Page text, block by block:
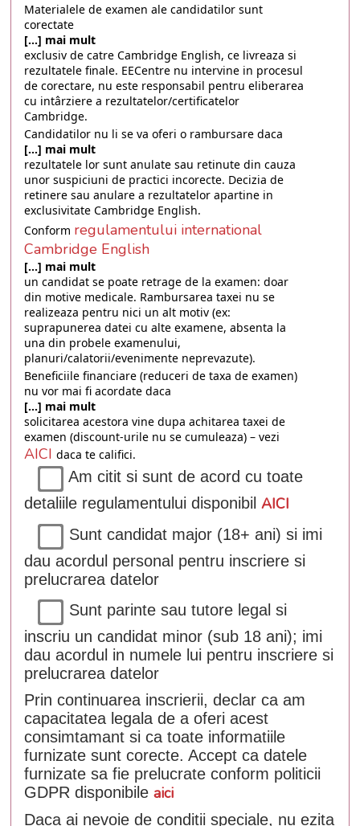
Materialele de examen ale candidatilor sunt
corectate
[...] mai mult
exclusiv de catre Cambridge English, ce livreaza si
rezultatele finale. EECentre nu intervine in procesul
de corectare, nu este responsabil pentru eliberarea
cu intârziere a rezultatelor/certificatelor
Cambridge.
Candidatilor nu li se va oferi o rambursare daca
[...] mai mult
rezultatele lor sunt anulate sau retinute din cauza
unor suspiciuni de practici incorecte. Decizia de
retinere sau anulare a rezultatelor apartine in
exclusivitate Cambridge English.
Conform regulamentului international
Cambridge English
[...] mai mult
un candidat se poate retrage de la examen: doar
din motive medicale. Rambursarea taxei nu se
realizeaza pentru nici un alt motiv (ex:
suprapunerea datei cu alte examene, absenta la
una din probele examenului,
planuri/calatorii/evenimente neprevazute).
Beneficiile financiare (reduceri de taxa de examen)
nu vor mai fi acordate daca
[...] mai mult
solicitarea acestora vine dupa achitarea taxei de
examen (discount-urile nu se cumuleaza) – vezi
AICI daca te califici.
Am citit si sunt de acord cu toate
detaliile regulamentului disponibil AICI
Sunt candidat major (18+ ani) si imi
dau acordul personal pentru inscriere si
prelucrarea datelor
Sunt parinte sau tutore legal si
inscriu un candidat minor (sub 18 ani); imi
dau acordul in numele lui pentru inscriere si
prelucrarea datelor
Prin continuarea inscrierii, declar ca am
capacitatea legala de a oferi acest
consimtamant si ca toate informatiile
furnizate sunt corecte. Accept ca datele
furnizate sa fie prelucrate conform politicii
GDPR disponibile aici
Daca ai nevoie de conditii speciale, nu ezita